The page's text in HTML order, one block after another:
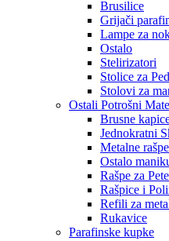
Brusilice
Grijači
Lampe za
Ostalo
Stelirizatori
Stolice za
Stolovi za
Ostali Potrošni
Brusne
Jednokratni
Metalne
Ostalo
Rašpe za Pete
Rašpice i
Refili za
Rukavice
Parafinske kupke